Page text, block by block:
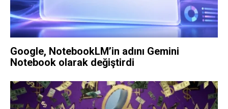
Google, NotebookLM’in adını Gemini
Notebook olarak değiştirdi